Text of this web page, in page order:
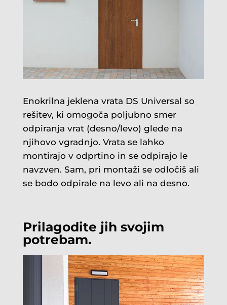
Enokrilna jeklena vrata DS Universal so
rešitev, ki omogoča poljubno smer
odpiranja vrat (desno/levo) glede na
njihovo vgradnjo. Vrata se lahko
montirajo v odprtino in se odpirajo le
navzven. Sam, pri montaži se odločiš ali
se bodo odpirale na levo ali na desno.
Prilagodite jih svojim
potrebam.